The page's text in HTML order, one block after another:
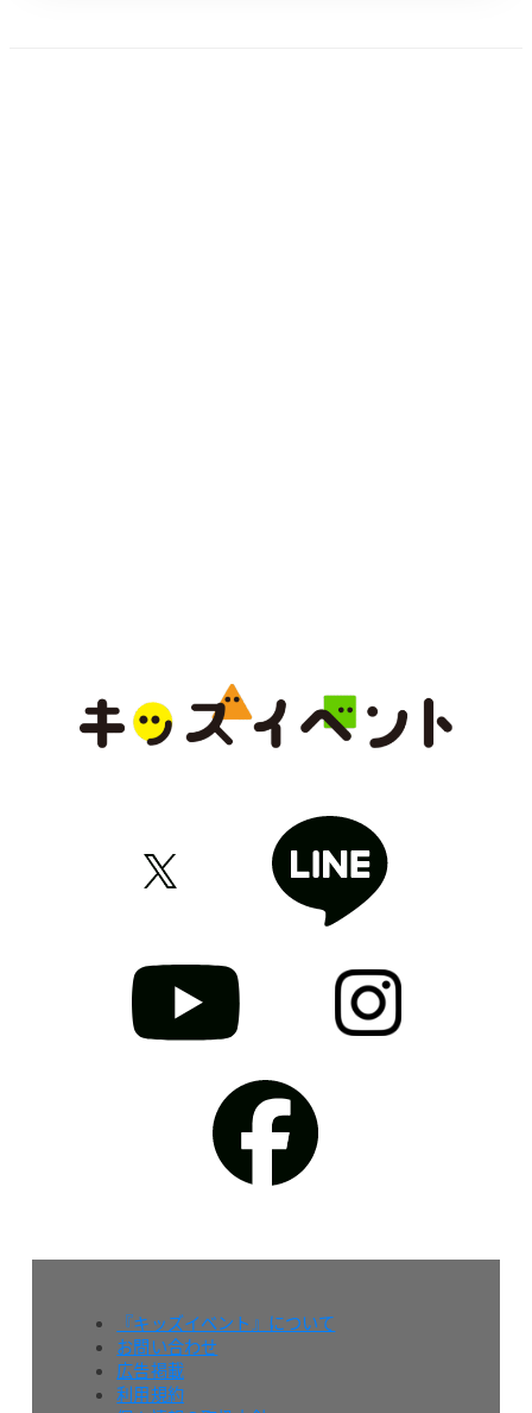
『キッズイベント』について
お問い合わせ
広告掲載
利用規約